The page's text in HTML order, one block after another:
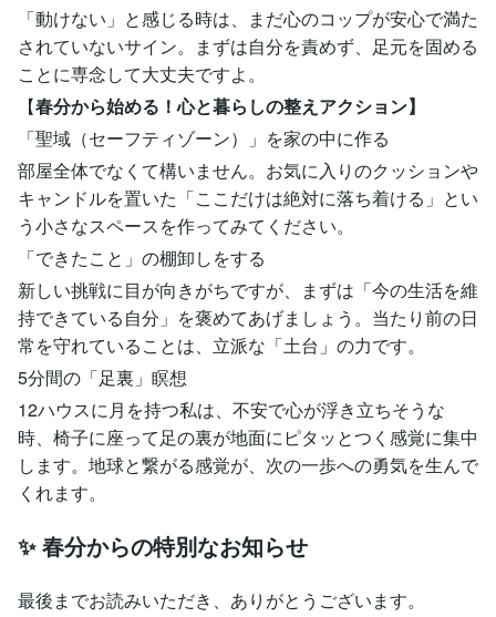
「動けない」と感じる時は、まだ心のコップが安心で満た
されていないサイン。まずは自分を責めず、足元を固める
ことに専念して大丈夫ですよ。
【春分から始める！心と暮らしの整えアクション】
「聖域（セーフティゾーン）」を家の中に作る
部屋全体でなくて構いません。お気に入りのクッションや
キャンドルを置いた「ここだけは絶対に落ち着ける」とい
う小さなスペースを作ってみてください。
「できたこと」の棚卸しをする
新しい挑戦に目が向きがちですが、まずは「今の生活を維
持できている自分」を褒めてあげましょう。当たり前の日
常を守れていることは、立派な「土台」の力です。
5分間の「足裏」瞑想
12ハウスに月を持つ私は、不安で心が浮き立ちそうな
時、椅子に座って足の裏が地面にピタッとつく感覚に集中
します。地球と繋がる感覚が、次の一歩への勇気を生んで
くれます。
✨ 春分からの特別なお知らせ
最後までお読みいただき、ありがとうございます。